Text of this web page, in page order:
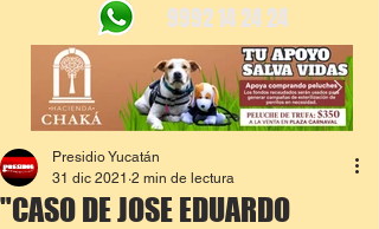
9992 14 24 24
"CASO DE JOSE EDUARDO
Presidio Yucatán
31 dic 2021 2 min de lectura